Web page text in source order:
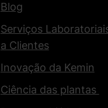
Blog
Serviços
a Clientes
Inovação da Kemin
Ciência das plantas